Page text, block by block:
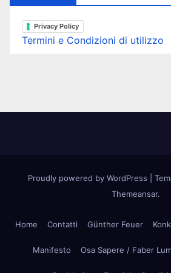
Privacy Policy
Termini e Condizioni di utilizzo
Proudly powered by WordPress
Themeansar.
Home Contatti Günther Feuer
Manifesto Osa Sapere / Faber